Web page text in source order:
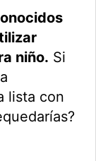
niño. Si
lista con